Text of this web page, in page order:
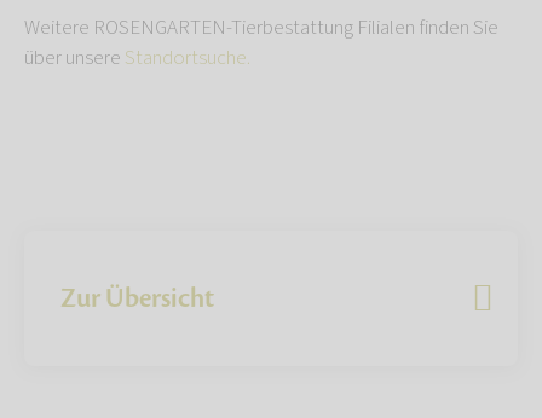
Weitere ROSENGARTEN-Tierbestattung Filialen finden Sie
über unsere Standortsuche.
Zur Übersicht